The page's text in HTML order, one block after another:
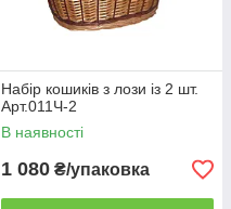
Набір кошиків з лози із 2 шт.
Арт.011Ч-2
В наявності
1 080 ₴/упаковка